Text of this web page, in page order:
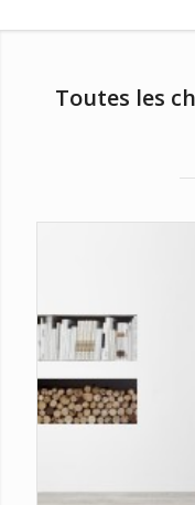
Toutes les